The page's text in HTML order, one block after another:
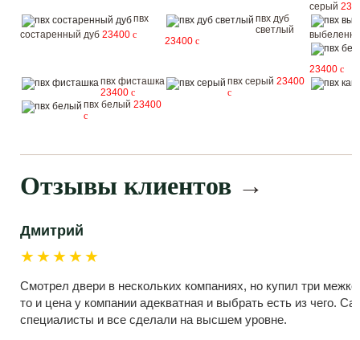
серый
пвх
состаренный дуб 23400 c
пвх дуб
светлый
23400 c
23400 c
пвх фисташка
23400 c
пвх серый 23400
c
пвх белый 23400
c
Отзывы клиентов →
Дмитрий
★★★★★
Смотрел двери в нескольких компаниях, но купил три
то и цена у компании адекватная и выбрать есть из чего.
специалисты и все сделали на высшем уровне.